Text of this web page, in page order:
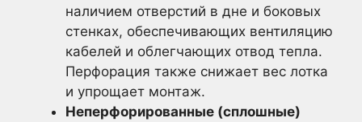
наличием отверстий в дне и боковых
стенках, обеспечивающих вентиляцию
кабелей и облегчающих отвод тепла.
Перфорация также снижает вес лотка
и упрощает монтаж.
Неперфорированные (сплошные)